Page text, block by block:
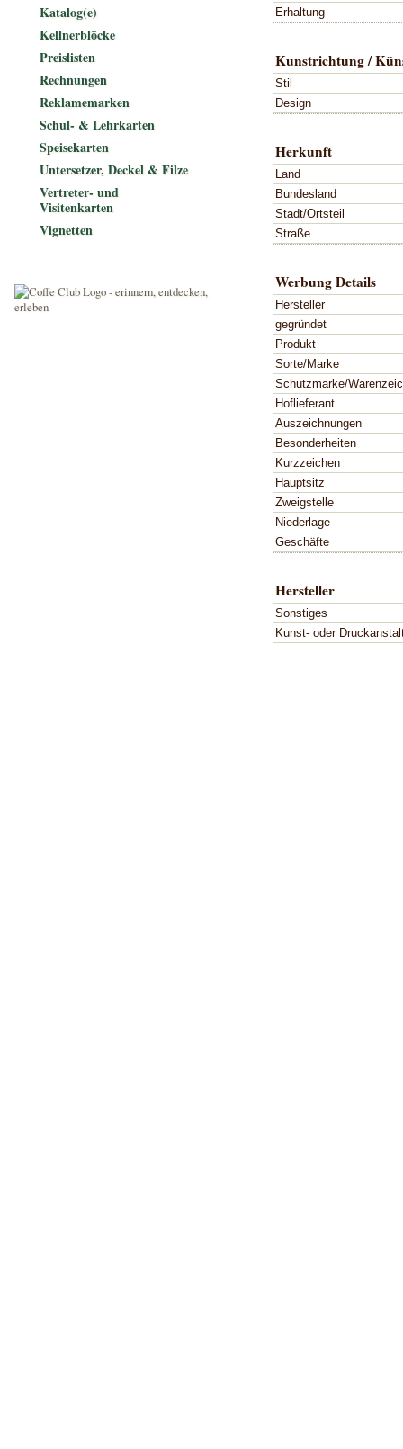
Erhaltung
Kunstrichtung /
Stil
Design
Herkunft
Land
Bundesland
Stadt/Ortsteil
Straße
Werbung Details
Hersteller
gegründet
Produkt
Sorte/Marke
Schutzmarke/
Hoflieferant
Auszeichnungen
Besonderheiten
Kurzzeichen
Hauptsitz
Zweigstelle
Niederlage
Geschäfte
Hersteller
Sonstiges
Kunst- oder
Katalog(e)
Kellnerblöcke
Preislisten
Rechnungen
Reklamemarken
Schul- & Lehrkarten
Speisekarten
Untersetzer, Deckel & Filze
Vertreter- und
Visitenkarten
Vignetten